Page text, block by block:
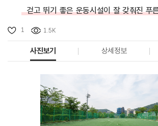
걷고 뛰기 좋은 운동시설이 잘 갖춰진 푸
1 1.5K
사진보기 상세정보